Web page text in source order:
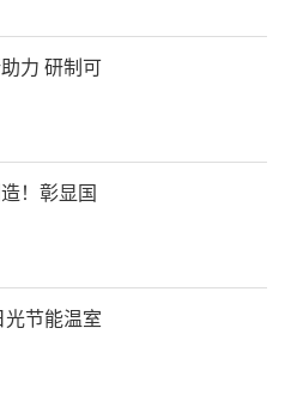
力 研制可
！彰显国
节能温室